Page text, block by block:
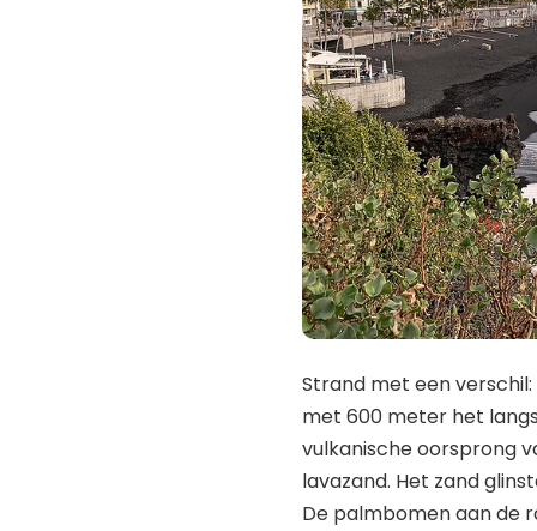
Strand met een
met 600 meter het
vulkanische oorsprong
lavazand. Het zand
De palmbomen aan de